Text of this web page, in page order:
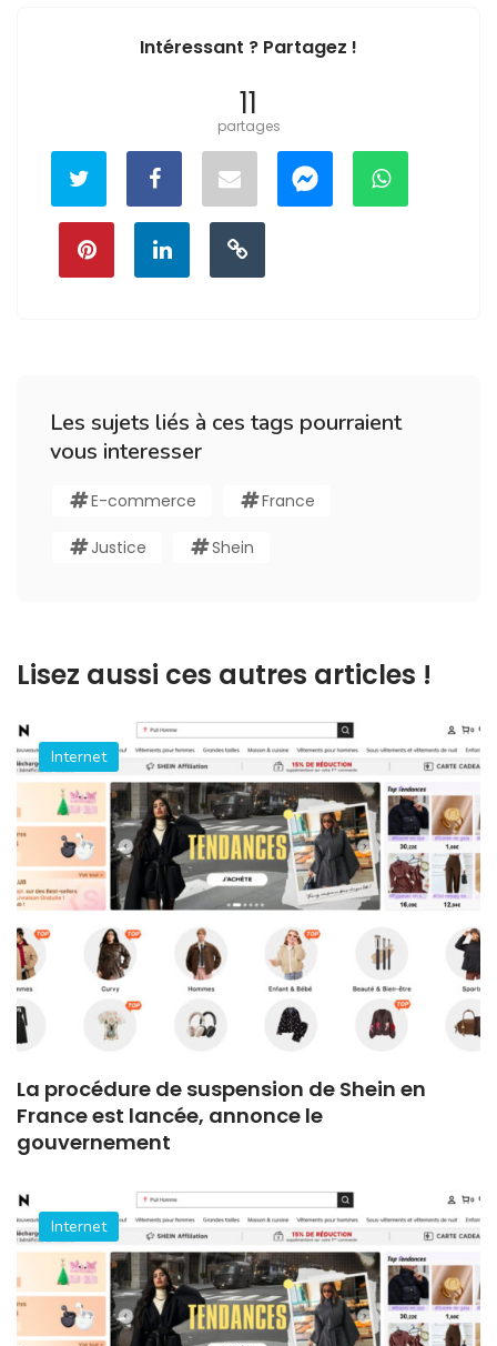
Intéressant ? Partagez !
11
partages
Les sujets liés à ces tags pourraient
vous interesser
E-commerce France
Justice Shein
Lisez aussi ces autres articles !
Internet
La procédure de suspension de Shein en
France est lancée, annonce le
gouvernement
Internet